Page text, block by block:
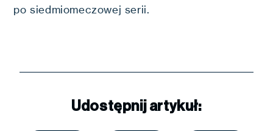
po siedmiomeczowej serii.
Udostępnij artykuł: